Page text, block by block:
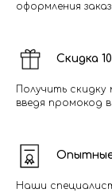
оформления
Скидка
Получить
введя промокод
Наши